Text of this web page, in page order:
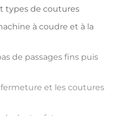
types de coutures
à coudre et à la
de passages fins puis
et les coutures